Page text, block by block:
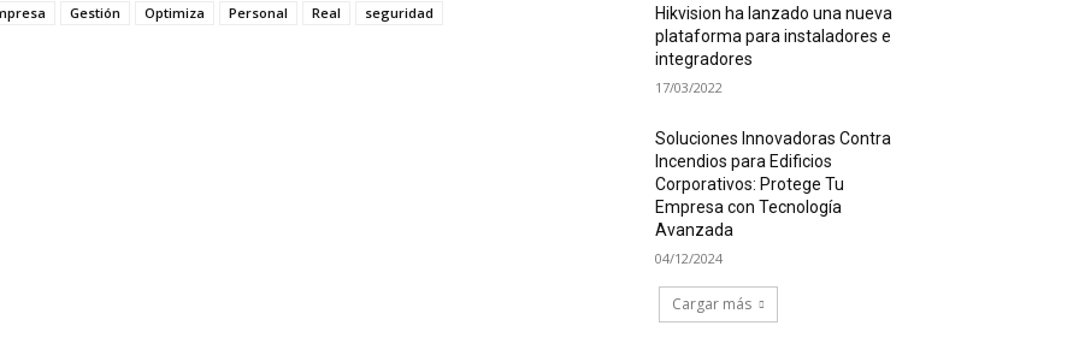
Gestión Optimiza Personal Real
seguridad
Hikvision ha lanzado una nueva
plataforma para instaladores e
integradores
17/03/2022
Soluciones Innovadoras Contra
Incendios para Edificios
Corporativos: Protege Tu
Empresa con Tecnología
Avanzada
04/12/2024
Cargar más